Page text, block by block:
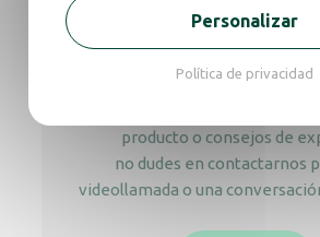
Estamos aquí
para
producto o consejos de
no dudes en contactarnos
videollamada o una
Personalizar
Política de privacidad